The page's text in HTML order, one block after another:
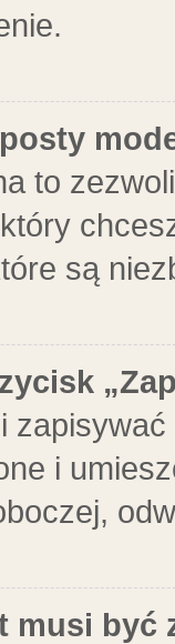
to
są
i
musi być